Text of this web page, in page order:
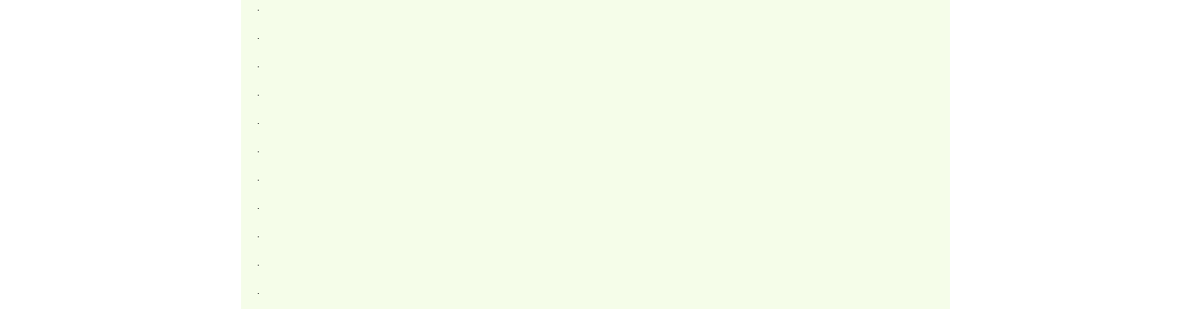
.
.
.
.
.
.
.
.
.
.
.